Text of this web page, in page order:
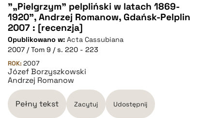
CZYSTY TEKST
pobierz cytat
BIBTEX
pobierz cytat
"„Pielgrzym” pelpliński w latach 1869-
1920", Andrzej Romanow, Gdańsk-Pelplin
2007 : [recenzja]
Opublikowano w: Acta Cassubiana
2007 / Tom 9 / s. 220 - 223
ROK: 2007
Józef Borzyszkowski
Andrzej Romanow
Pełny tekst Zacytuj Udostępnij